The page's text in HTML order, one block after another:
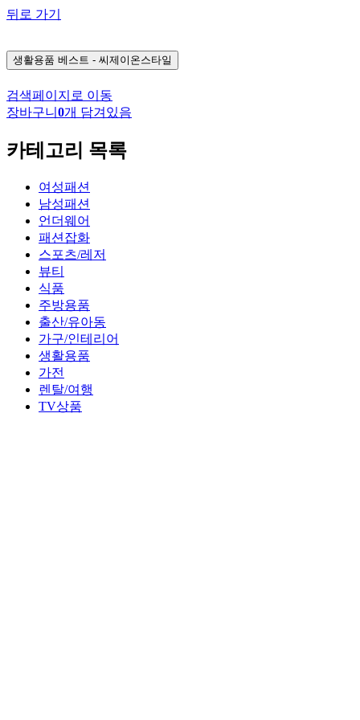
뒤로 가기
생활용품 베스트 - 씨제이온스타일
검색페이지로 이동
장바구니 0개 담겨있음
카테고리 목록
여성패션
남성패션
언더웨어
패션잡화
스포츠/레저
뷰티
식품
주방용품
출산/유아동
가구/인테리어
생활용품
가전
렌탈/여행
TV상품